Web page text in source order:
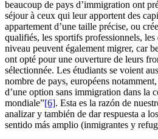
beaucoup de pays d’immigration ont
séjour à ceux qui leur apportent des
appartement d’une taille précise, ou
qualifiés, les sportifs professionnels, les
niveau peuvent également migrer, car
ont opté pour une ouverture de leurs
sélectionnée. Les étudiants se voient
nombre de pays, européens
d’une option sans immigration dans la
mondiale”[6]. Esta es la razón de
analizar y también de dar respuesta a
sentido más amplio (inmigrantes y